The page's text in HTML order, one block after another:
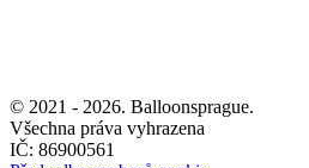
© 2021 - 2026. Balloonsprague.
Všechna práva vyhrazena
IČ: 86900561